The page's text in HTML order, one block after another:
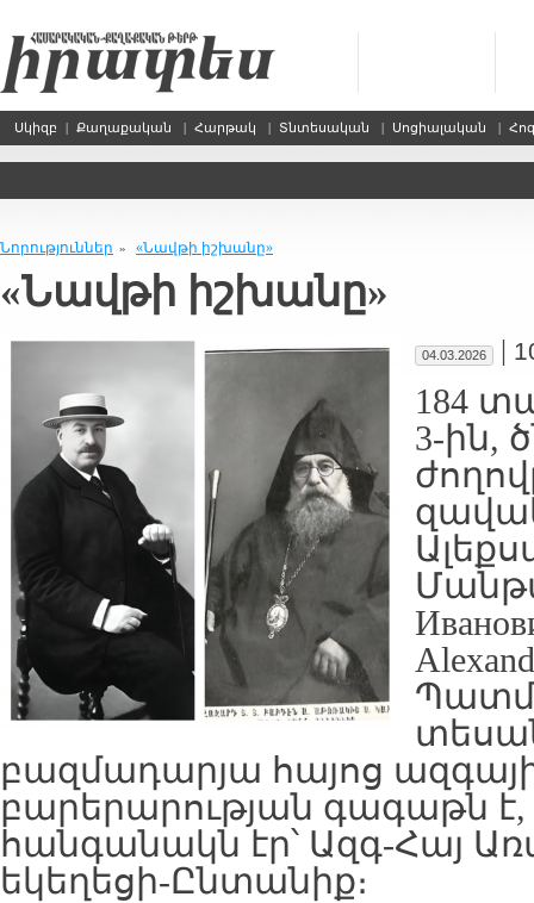
Սկիզբ | Քաղաքական | Հարթակ | Տնտեսական | Սոցիալական |
Նորություններ » «Նավթի իշխանը»
«Նավթի իշխանը»
04.03.2026 |
184
3-ին,
բազմադարյա հայոց
բարերարության գագաթն
հանգանակն էր՝ Ազգ-Հայ
եկեղեցի-Ընտանիք։